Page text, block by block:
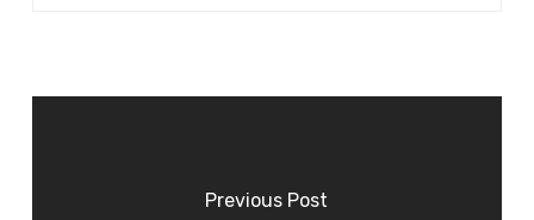
Previous Post